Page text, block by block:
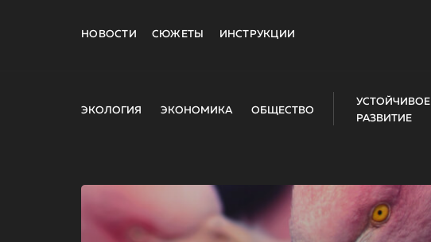
НОВОСТИ СЮЖЕТЫ ИНСТРУКЦИИ
ЭКОЛОГИЯ ЭКОНОМИКА ОБЩЕСТВО
УСТОЙЧИВОЕ
РАЗВИТИЕ